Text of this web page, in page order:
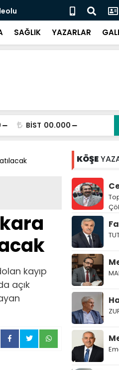
Cevdet Yılmaz:
SAĞLIK YAZARLAR
BİST 00.000
kayıp
açık
KÖŞE